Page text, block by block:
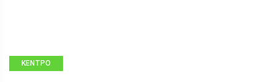
ΚΈΝΤΡΟ